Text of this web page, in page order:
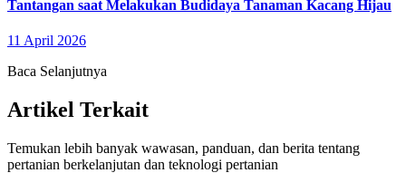
Tantangan saat Melakukan Budidaya Tanaman Kacang Hijau
11 April 2026
Baca Selanjutnya
Artikel Terkait
Temukan lebih banyak wawasan, panduan, dan berita tentang
pertanian berkelanjutan dan teknologi pertanian